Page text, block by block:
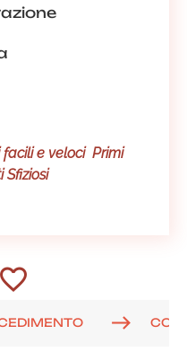
facili e veloci Primi
Sfiziosi